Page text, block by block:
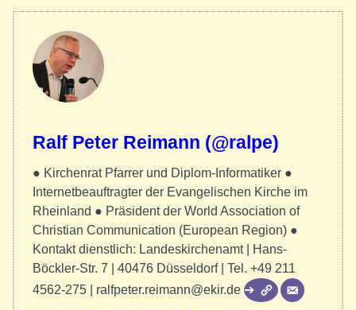
Ralf Peter Reimann (@ralpe)
● Kirchenrat Pfarrer und Diplom-Informatiker ●
Internetbeauftragter der Evangelischen Kirche im
Rheinland ● Präsident der World Association of
Christian Communication (European Region) ●
Kontakt dienstlich: Landeskirchenamt | Hans-
Böckler-Str. 7 | 40476 Düsseldorf | Tel. +49 211
4562-275 | ralfpeter.reimann@ekir.de